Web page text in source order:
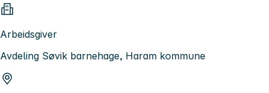
Arbeidsgiver
Avdeling Søvik barnehage, Haram kommune